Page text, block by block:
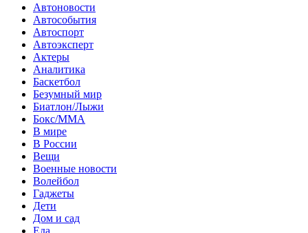
Автоновости
Автособытия
Автоспорт
Автоэксперт
Актеры
Аналитика
Баскетбол
Безумный мир
Биатлон/Лыжи
Бокс/MMA
В мире
В России
Вещи
Военные новости
Волейбол
Гаджеты
Дети
Дом и сад
Еда